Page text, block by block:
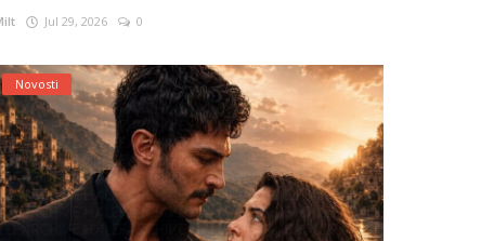
Jul 29, 2026 0
Novosti